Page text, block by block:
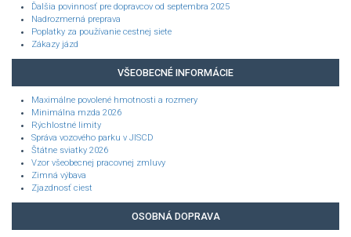
Ďalšia povinnosť pre dopravcov od septembra 2025
Nadrozmerná preprava
Poplatky za používanie cestnej siete
Zákazy jázd
VŠEOBECNÉ INFORMÁCIE
Maximálne povolené hmotnosti a rozmery
Minimálna mzda 2026
Rýchlostné limity
Správa vozového parku v JISCD
Štátne sviatky 2026
Vzor všeobecnej pracovnej zmluvy
Zimná výbava
Zjazdnosť ciest
OSOBNÁ DOPRAVA